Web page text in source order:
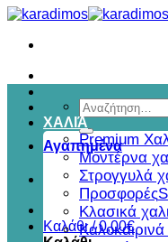
Αναζήτηση
για:
Αγαπημένα
Καλάθι /0,00€
ΧΑΛΙΆ
Premium
Μοντέρνα
Στρογγυλά
Προσφορές
Κλασικά
Καλοκαιρινά